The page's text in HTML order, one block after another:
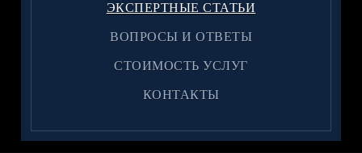
ЭКСПЕРТНЫЕ СТАТЬИ
ВОПРОСЫ И ОТВЕТЫ
CТОИМОСТЬ УСЛУГ
КОНТАКТЫ